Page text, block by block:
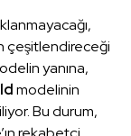
çeşitlendireceği
yanına,
modelinin
Bu durum,